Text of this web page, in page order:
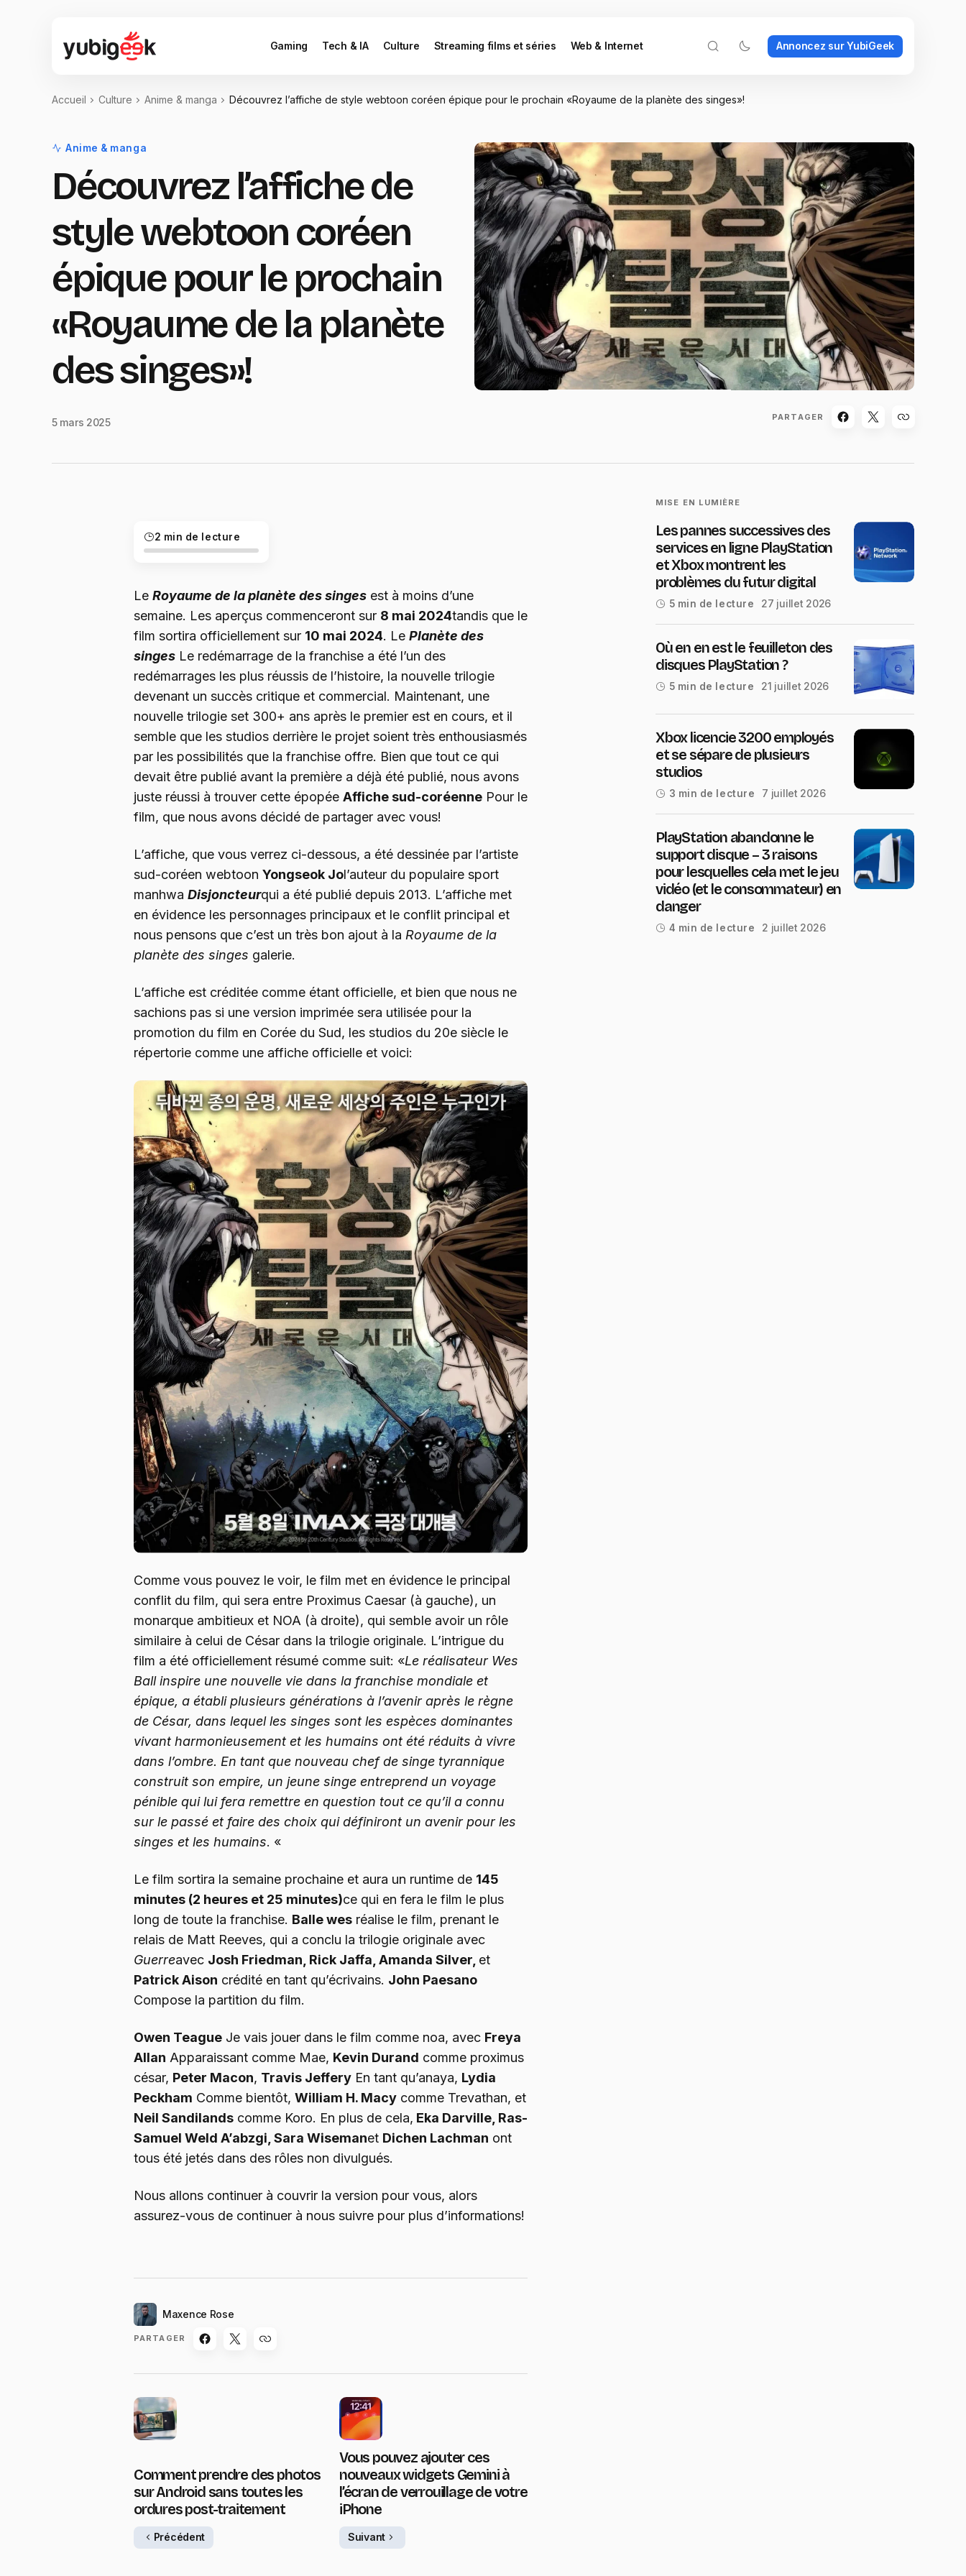
Gaming Tech & IA Culture Streaming films et séries Web & Internet Annoncez sur YubiGeek
Accueil Culture Anime & manga Découvrez l’affiche de style webtoon coréen épique pour le prochain «Royaume de la planète des singes»!
Anime & manga
Découvrez l’affiche de
style webtoon coréen
épique pour le prochain
«Royaume de la planète
des singes»!
5 mars 2025 PARTAGER
2 min de lecture
Le Royaume de la planète des singes est à moins d’une
semaine. Les aperçus commenceront sur 8 mai 2024tandis que le
film sortira officiellement sur 10 mai 2024. Le Planète des
singes Le redémarrage de la franchise a été l’un des
redémarrages les plus réussis de l’histoire, la nouvelle trilogie
devenant un succès critique et commercial. Maintenant, une
nouvelle trilogie set 300+ ans après le premier est en cours, et il
semble que les studios derrière le projet soient très enthousiasmés
par les possibilités que la franchise offre. Bien que tout ce qui
devait être publié avant la première a déjà été publié, nous avons
juste réussi à trouver cette épopée Affiche sud-coréenne Pour le
film, que nous avons décidé de partager avec vous!
L’affiche, que vous verrez ci-dessous, a été dessinée par l’artiste
sud-coréen webtoon Yongseok Jol’auteur du populaire sport
manhwa Disjoncteurqui a été publié depuis 2013. L’affiche met
en évidence les personnages principaux et le conflit principal et
nous pensons que c’est un très bon ajout à la Royaume de la
planète des singes galerie.
L’affiche est créditée comme étant officielle, et bien que nous ne
sachions pas si une version imprimée sera utilisée pour la
promotion du film en Corée du Sud, les studios du 20e siècle le
répertorie comme une affiche officielle et voici:
Comme vous pouvez le voir, le film met en évidence le principal
conflit du film, qui sera entre Proximus Caesar (à gauche), un
monarque ambitieux et NOA (à droite), qui semble avoir un rôle
similaire à celui de César dans la trilogie originale. L’intrigue du
film a été officiellement résumé comme suit: «Le réalisateur Wes
Ball inspire une nouvelle vie dans la franchise mondiale et
épique, a établi plusieurs générations à l’avenir après le règne
de César, dans lequel les singes sont les espèces dominantes
vivant harmonieusement et les humains ont été réduits à vivre
dans l’ombre. En tant que nouveau chef de singe tyrannique
construit son empire, un jeune singe entreprend un voyage
pénible qui lui fera remettre en question tout ce qu’il a connu
sur le passé et faire des choix qui définiront un avenir pour les
singes et les humains. «
Le film sortira la semaine prochaine et aura un runtime de 145
minutes (2 heures et 25 minutes)ce qui en fera le film le plus
long de toute la franchise. Balle wes réalise le film, prenant le
relais de Matt Reeves, qui a conclu la trilogie originale avec
Guerreavec Josh Friedman, Rick Jaffa, Amanda Silver, et
Patrick Aison crédité en tant qu’écrivains. John Paesano
Compose la partition du film.
Owen Teague Je vais jouer dans le film comme noa, avec Freya
Allan Apparaissant comme Mae, Kevin Durand comme proximus
césar, Peter Macon, Travis Jeffery En tant qu’anaya, Lydia
Peckham Comme bientôt, William H. Macy comme Trevathan, et
Neil Sandilands comme Koro. En plus de cela, Eka Darville, Ras-
Samuel Weld A’abzgi, Sara Wisemanet Dichen Lachman ont
tous été jetés dans des rôles non divulgués.
Nous allons continuer à couvrir la version pour vous, alors
assurez-vous de continuer à nous suivre pour plus d’informations!
Maxence Rose
PARTAGER
Comment prendre des photos
sur Android sans toutes les
ordures post-traitement
Précédent
Vous pouvez ajouter ces
nouveaux widgets Gemini à
l’écran de verrouillage de votre
iPhone
Suivant
MISE EN LUMIÈRE
Les pannes successives des
services en ligne PlayStation
et Xbox montrent les
problèmes du futur digital
5 min de lecture 27 juillet 2026
Où en en est le feuilleton des
disques PlayStation ?
5 min de lecture 21 juillet 2026
Xbox licencie 3200 employés
et se sépare de plusieurs
studios
3 min de lecture 7 juillet 2026
PlayStation abandonne le
support disque – 3 raisons
pour lesquelles cela met le jeu
vidéo (et le consommateur) en
danger
4 min de lecture 2 juillet 2026